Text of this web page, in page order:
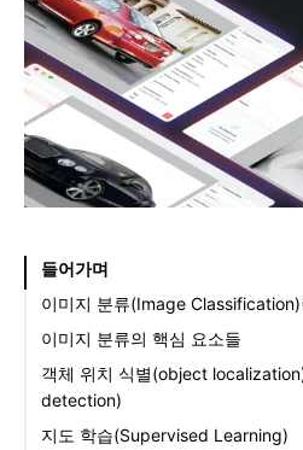
들어가며
이미지 분류(Image Classification)
이미지 분류의 핵심 요소들
객체 위치 식별(object
detection)
지도 학습(Supervised Learning)